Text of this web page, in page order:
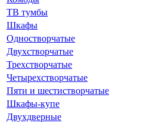
ТВ тумбы
Шкафы
Одностворчатые
Двухстворчатые
Трехстворчатые
Четырехстворчатые
Пяти и шестистворчатые
Шкафы-купе
Двухдверные